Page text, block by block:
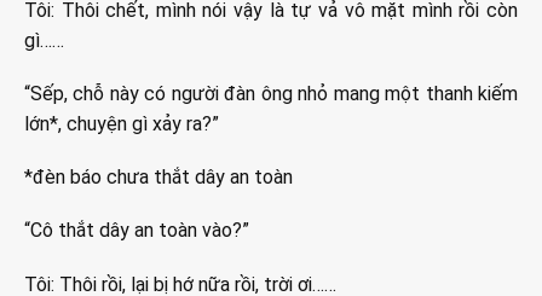
Tôi: Thôi chết, mình nói vậy là tự vả vô mặt mình rồi còn
gì……
“Sếp, chỗ này có người đàn ông nhỏ mang một thanh kiếm
lớn*, chuyện gì xảy ra?”
*đèn báo chưa thắt dây an toàn
“Cô thắt dây an toàn vào?”
Tôi: Thôi rồi, lại bị hớ nữa rồi, trời ơi……